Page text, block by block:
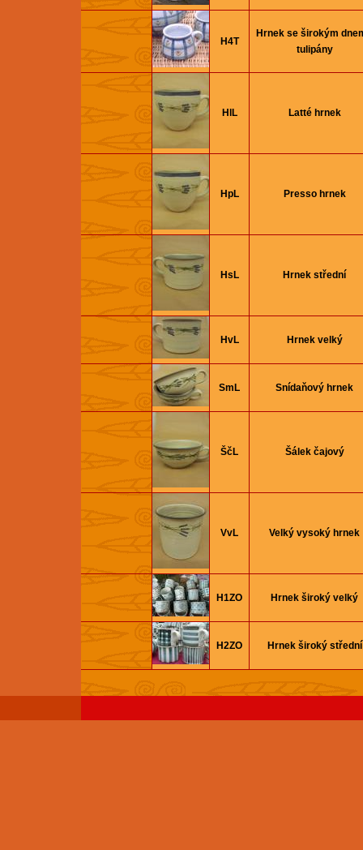
H4T
Hrnek se širokým
tulipány
HlL Latté hrnek
HpL Presso hrnek
HsL Hrnek střední
HvL Hrnek velký
SmL Snídaňový hrnek
ŠčL Šálek čajový
VvL Velký vysoký hrnek
H1ZO Hrnek široký velký
H2ZO Hrnek široký střední